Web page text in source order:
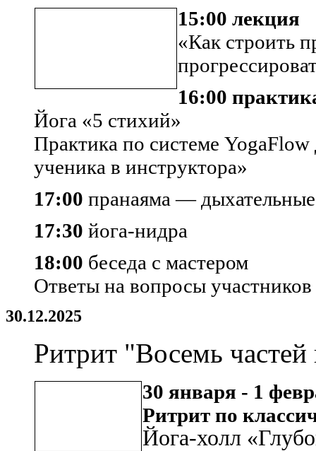
15:00 лекция
«Как строить
16:00
Йога «5 стихий»
Практика по системе
ученика в инструктора»
17:00 пранаяма —
17:30 йога-нидра
18:00 беседа с мастером
Ответы на вопросы участников
30.12.2025
Ритрит "Восемь
30 января - 1
Ритрит по
Йога-холл